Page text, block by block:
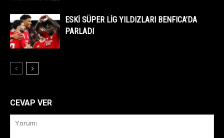
ESKİ SÜPER LİG YILDIZLARI BENFICA’DA
PARLADI
CEVAP VER